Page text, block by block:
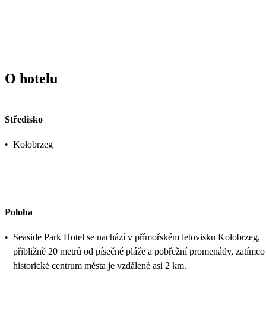
O hotelu
Středisko
• Kołobrzeg
Poloha
• Seaside Park Hotel se nachází v přímořském letovisku Kołobrzeg,
přibližně 20 metrů od písečné pláže a pobřežní promenády, zatímco
historické centrum města je vzdálené asi 2 km.